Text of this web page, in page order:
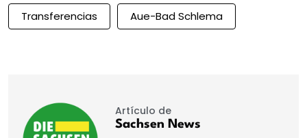
Transferencias Aue-Bad Schlema
Artículo de
Sachsen News